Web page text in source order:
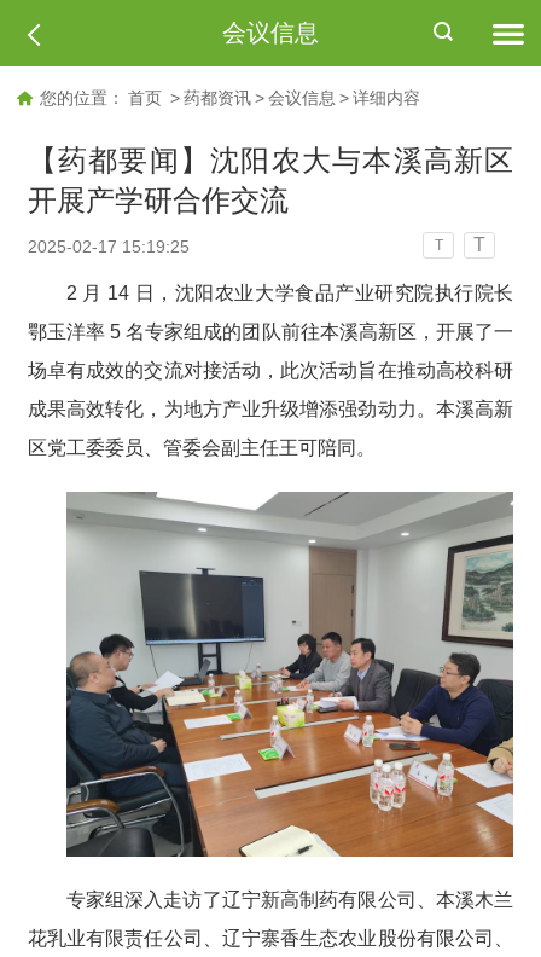
会议信息
您的位置： 首页 > 药都资讯 > 会议信息 > 详细内容
【药都要闻】沈阳农大与本溪高新区
开展产学研合作交流
2025-02-17 15:19:25 T T
2 月 14 日，沈阳农业大学食品产业研究院执行院长
鄂玉洋率 5 名专家组成的团队前往本溪高新区，开展了一
场卓有成效的交流对接活动，此次活动旨在推动高校科研
成果高效转化，为地方产业升级增添强劲动力。本溪高新
区党工委委员、管委会副主任王可陪同。
专家组深入走访了辽宁新高制药有限公司、本溪木兰
花乳业有限责任公司、辽宁寨香生态农业股份有限公司、